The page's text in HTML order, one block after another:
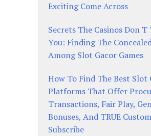
Exciting Come Across
Secrets The Casinos Don T
You: Finding The
Among Slot Gacor Games
How To Find The Best Slot
Platforms That Offer
Transactions, Fair Play,
Bonuses, And TRUE
Subscribe